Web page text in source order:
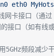
eth0
网卡接口（通
接口（如有线
5GHz频段减少